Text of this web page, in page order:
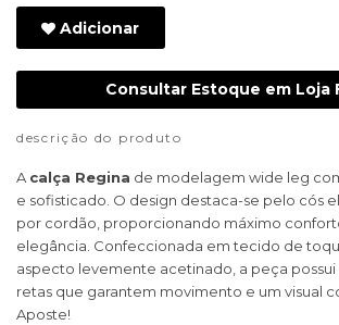
Adicionar
Consultar Estoque em Loja
descrição do produto
A calça Regina de modelagem wide leg
e sofisticado. O design destaca-se pelo cós
por cordão, proporcionando máximo
elegância. Confeccionada em tecido de
aspecto levemente acetinado, a peça possui
retas que garantem movimento e um visual
Aposte!